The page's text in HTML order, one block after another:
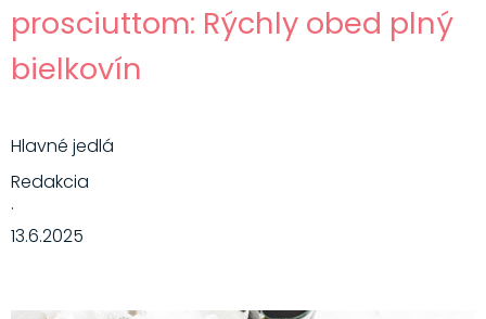
prosciuttom: Rýchly obed plný
bielkovín
Hlavné jedlá
Redakcia
·
13.6.2025